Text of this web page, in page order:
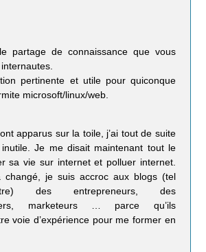
partage de connaissance que vous
pertinente et utile pour quiconque
microsoft/linux/web.
apparus sur la toile, j’ai tout de suite
inutile. Je me disait maintenant tout le
sa vie sur internet et polluer internet.
changé, je suis accroc aux blogs (tel
des entrepreneurs, des
marketeurs … parce qu’ils
voie d’expérience pour me former en